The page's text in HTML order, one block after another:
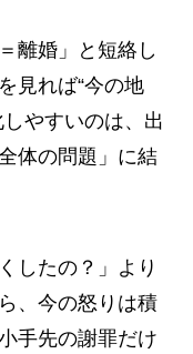
離婚」と短絡し
見れば“今の地
やすいのは、出
体の問題」に結
したの？」より
、今の怒りは積
手先の謝罪だけ